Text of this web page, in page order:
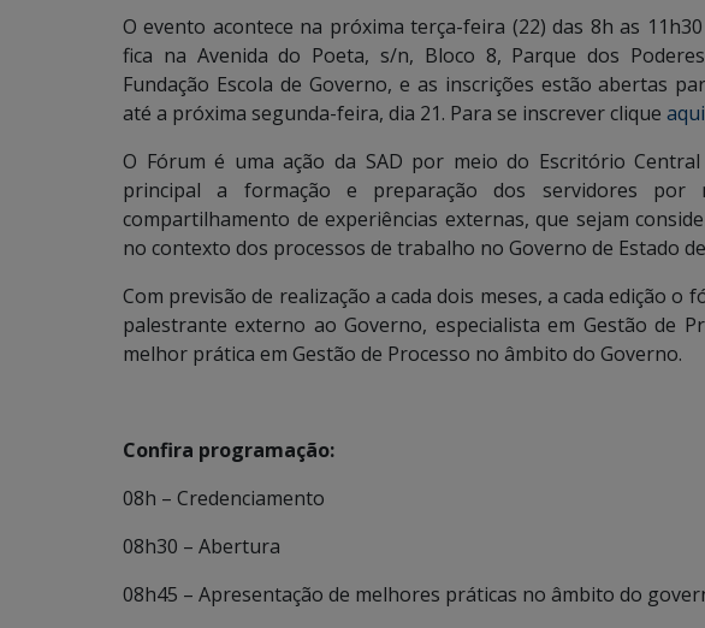
O evento acontece na próxima terça-feira (22) das 8h as
fica na Avenida do Poeta, s/n, Bloco 8, Parque dos
Fundação Escola de Governo, e as inscrições estão abertas
até a próxima segunda-feira, dia 21. Para se inscrever clique aqui
O Fórum é uma ação da SAD por meio do Escritório
principal a formação e preparação dos servidores por
compartilhamento de experiências externas, que sejam
no contexto dos processos de trabalho no Governo de Estado
Com previsão de realização a cada dois meses, a cada edição o
palestrante externo ao Governo, especialista em Gestão de
melhor prática em Gestão de Processo no âmbito do Governo.
Confira programação:
08h – Credenciamento
08h30 – Abertura
08h45 – Apresentação de melhores práticas no âmbito do